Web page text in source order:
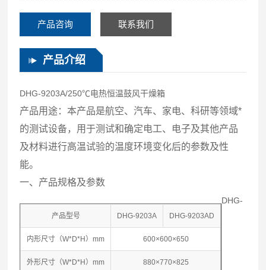
产品咨询 联系我们
产品介绍
DHG-9203A/250℃电热恒温鼓风干燥箱
产品用途：本产品是航空、汽车、家电、科研等领域*
的测试设备，用于测试和确定电工、电子及其他产品
及材料进行高温试验的温度环境变化后的参数及性
能。
一、产品规格及参数
产品型号 DHG-9203A DHG-9203AD
内形尺寸（W*D*H）mm 600×600×650
外形尺寸（W*D*H）mm 880×770×825
DHG-